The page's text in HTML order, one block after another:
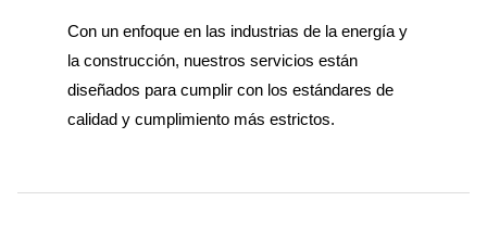
Con un enfoque en las industrias de la energía y
la construcción, nuestros servicios están
diseñados para cumplir con los estándares de
calidad y cumplimiento más estrictos.